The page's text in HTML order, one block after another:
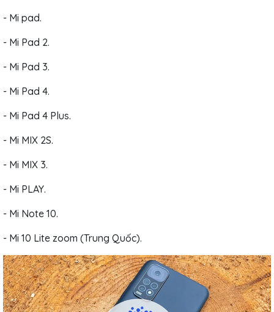
- Mi pad.
- Mi Pad 2.
- Mi Pad 3.
- Mi Pad 4.
- Mi Pad 4 Plus.
- Mi MIX 2S.
- Mi MIX 3.
- Mi PLAY.
- Mi Note 10.
- Mi 10 Lite zoom (Trung Quốc).